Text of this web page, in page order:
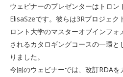
ウェビナーのプレゼンターはトロン
ElisaSzeです。彼らは3Rプロジェク
ロント大学のマスターオブインフ
されるカタロギングコースの一環と
りました。
今回のウェビナーでは、改訂RDA